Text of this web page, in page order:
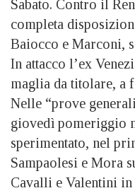
Sabato. Contro il
completa
Baiocco e Marconi,
In attacco l’ex
maglia da titolare, a
Nelle “prove
giovedì pomeriggio
sperimentato, nel
Sampaolesi e Mora
Cavalli e Valentini in